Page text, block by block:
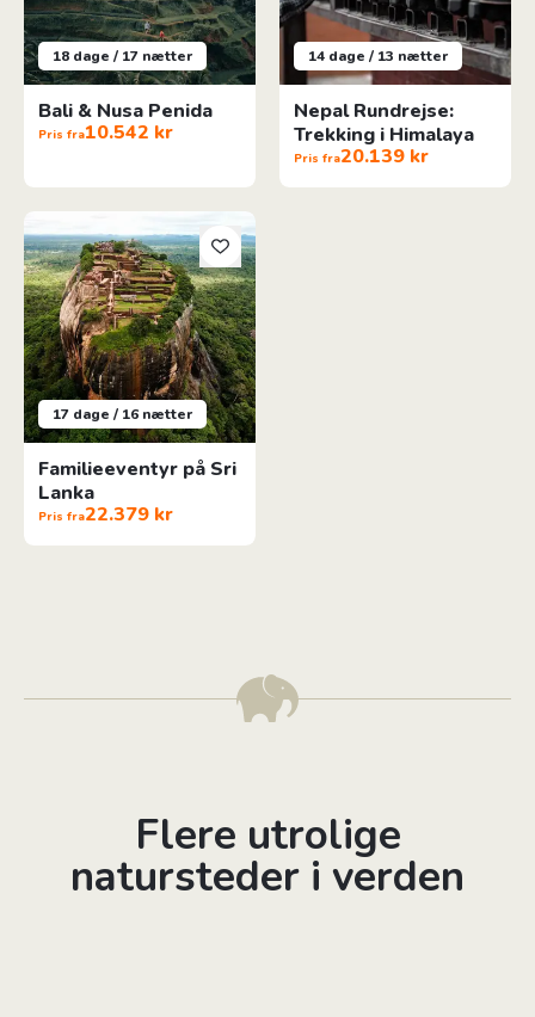
18 dage / 17 nætter
Bali & Nusa Penida
Pris fra10.542 kr
14 dage / 13 nætter
Nepal Rundrejse:
Trekking i Himalaya
Pris fra20.139 kr
17 dage / 16 nætter
Familieeventyr på Sri
Lanka
Pris fra22.379 kr
Familieeventyr på Sri Lanka
Flere utrolige
natursteder i verden